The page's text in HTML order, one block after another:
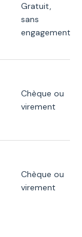
Gratuit,
sans
engagement
Chèque ou
virement
Chèque ou
virement